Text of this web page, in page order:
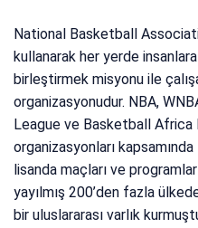
National Basketball
kullanarak her yerde
birleştirmek misyonu ile
organizasyonudur. NBA,
League ve Basketball
organizasyonları
lisanda maçları ve
yayılmış 200’den fazla
bir uluslararası varlık